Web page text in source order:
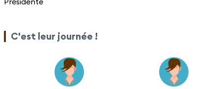
C'est leur journée !